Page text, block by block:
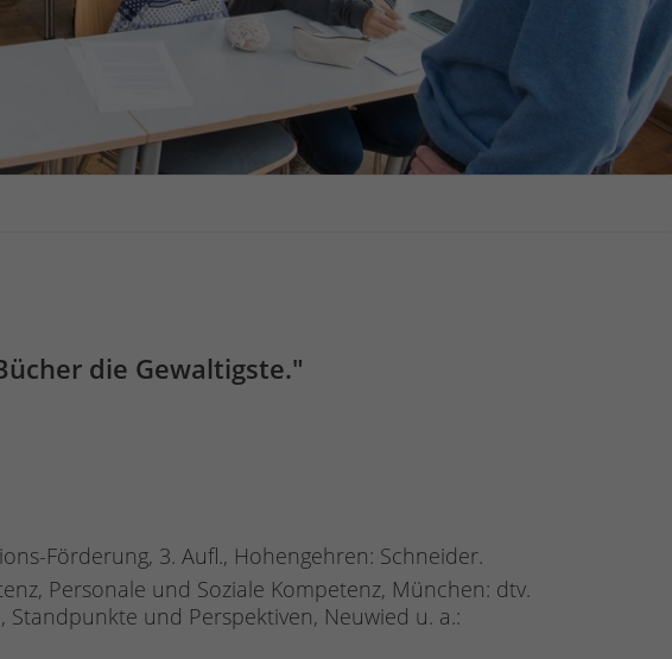
die Gewaltigste."
Förderung, 3. Aufl., Hohengehren: Schneider.
Personale und Soziale Kompetenz, München: dtv.
und Perspektiven, Neuwied u. a.: